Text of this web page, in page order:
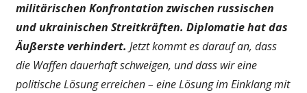
militärischen Konfrontation zwischen russischen
und ukrainischen Streitkräften. Diplomatie hat das
Äußerste verhindert. Jetzt kommt es darauf an, dass
die Waffen dauerhaft schweigen, und dass wir eine
politische Lösung erreichen – eine Lösung im Einklang mit